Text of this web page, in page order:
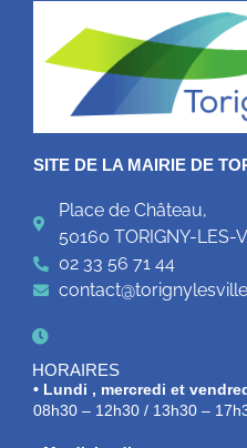
SITE DE LA MAIRIE DE
Place de Château,
50160 TORIGNY-LES-
02 33 56 71 44
HORAIRES
• Lundi , mercredi et
08h30 – 12h30 / 13h30 –